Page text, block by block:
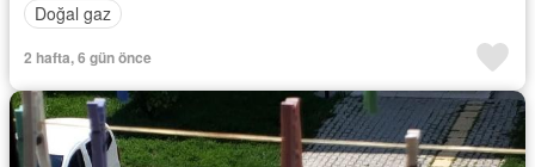
Doğal gaz
2 hafta, 6 gün önce